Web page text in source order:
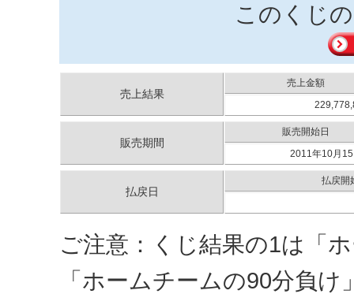
このくじ
売上結果
売上金額
販売期間
販売開始日
2011年10月
払戻日
払戻開
ご注意：くじ結果の1は「
「ホームチームの90分負